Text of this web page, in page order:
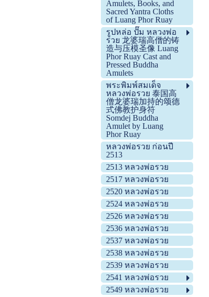
Amulets, Books, and
Sacred Yantra Cloths
of Luang Phor Ruay
รูปหล่อ ปั๊ม หลวงพ่อ
รวย 龙婆瑞高僧的铸
造与压模圣像 Luang
Phor Ruay Cast and
Pressed Buddha
Amulets
พระพิมพ์สมเด็จ
หลวงพ่อรวย 泰国高
僧龙婆瑞加持的颂德
式佛教护身符
Somdej Buddha
Amulet by Luang
Phor Ruay
หลวงพ่อรวย ก่อนปี
2513
2513 หลวงพ่อรวย
2517 หลวงพ่อรวย
2520 หลวงพ่อรวย
2524 หลวงพ่อรวย
2526 หลวงพ่อรวย
2536 หลวงพ่อรวย
2537 หลวงพ่อรวย
2538 หลวงพ่อรวย
2539 หลวงพ่อรวย
2541 หลวงพ่อรวย
2549 หลวงพ่อรวย